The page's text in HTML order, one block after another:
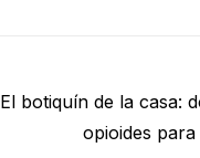
El botiquín de la casa:
opioides